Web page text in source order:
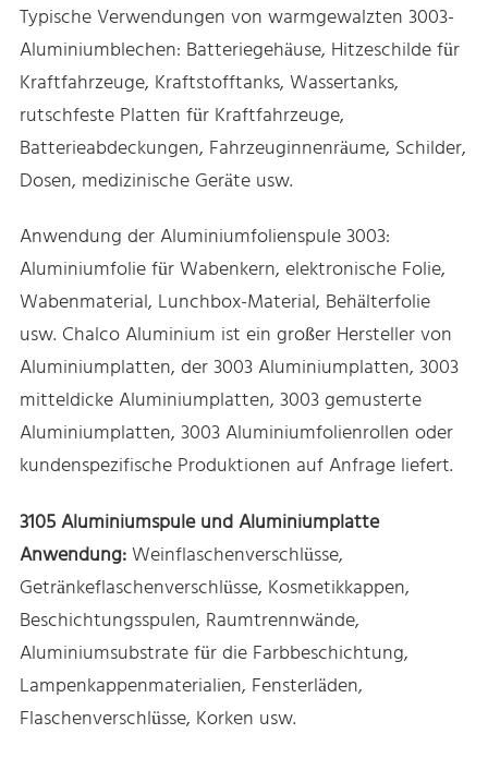
Typische Verwendungen von warmgewalzten 3003-
Aluminiumblechen: Batteriegehäuse, Hitzeschilde für
Kraftfahrzeuge, Kraftstofftanks, Wassertanks,
rutschfeste Platten für Kraftfahrzeuge,
Batterieabdeckungen, Fahrzeuginnenräume, Schilder,
Dosen, medizinische Geräte usw.
Anwendung der Aluminiumfolienspule 3003:
Aluminiumfolie für Wabenkern, elektronische Folie,
Wabenmaterial, Lunchbox-Material, Behälterfolie
usw. Chalco Aluminium ist ein großer Hersteller von
Aluminiumplatten, der 3003 Aluminiumplatten, 3003
mitteldicke Aluminiumplatten, 3003 gemusterte
Aluminiumplatten, 3003 Aluminiumfolienrollen oder
kundenspezifische Produktionen auf Anfrage liefert.
3105 Aluminiumspule und Aluminiumplatte
Anwendung:Weinflaschenverschlüsse,
Getränkeflaschenverschlüsse, Kosmetikkappen,
Beschichtungsspulen, Raumtrennwände,
Aluminiumsubstrate für die Farbbeschichtung,
Lampenkappenmaterialien, Fensterläden,
Flaschenverschlüsse, Korken usw.